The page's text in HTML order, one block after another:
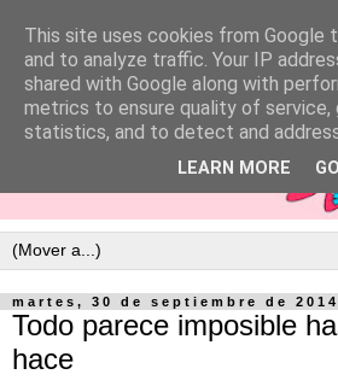
martes, 30 de septiembre de 2014
Todo parece imposible
hace
This site uses cookies from Google
and to analyze traffic. Your IP
shared with Google along with
metrics to ensure quality of service,
statistics, and to detect and
LEARN MORE